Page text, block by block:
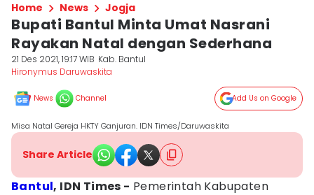
Home News Jogja
Bupati Bantul Minta Umat Nasrani
Rayakan Natal dengan Sederhana
21 Des 2021, 19:17 WIB Kab. Bantul
Hironymus Daruwaskita
News Channel Add Us on Google
Misa Natal Gereja HKTY Ganjuran. IDN Times/Daruwaskita
Share Article
Bantul, IDN Times - ‎Pemerintah Kabupaten